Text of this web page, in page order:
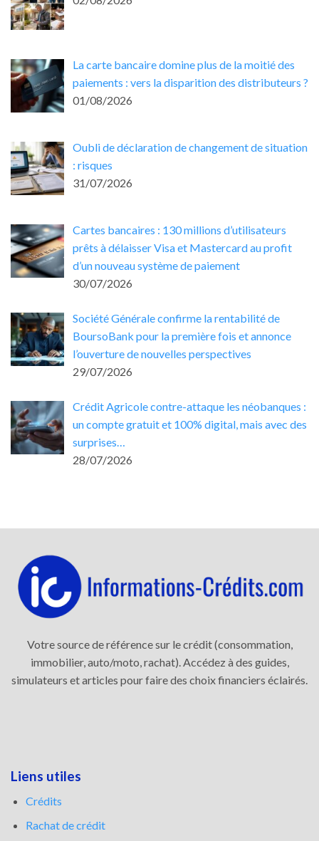
La carte bancaire domine plus de la moitié des
paiements : vers la disparition des distributeurs ?
01/08/2026
Oubli de déclaration de changement de situation
: risques
31/07/2026
Cartes bancaires : 130 millions d’utilisateurs
prêts à délaisser Visa et Mastercard au profit
d’un nouveau système de paiement
30/07/2026
Société Générale confirme la rentabilité de
BoursoBank pour la première fois et annonce
l’ouverture de nouvelles perspectives
29/07/2026
Crédit Agricole contre-attaque les néobanques :
un compte gratuit et 100% digital, mais avec des
surprises…
28/07/2026
Votre source de référence sur le crédit (consommation,
immobilier, auto/moto, rachat). Accédez à des guides,
simulateurs et articles pour faire des choix financiers éclairés.
Liens utiles
Crédits
Rachat de crédit